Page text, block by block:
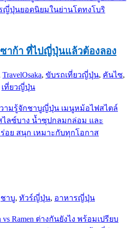
าก้า ที่ไปญี่ปุ่นแล้วต้องลอง
TravelOsaka, ขับรถเที่ยวญี่ปุ่น, คันไซ,
เที่ยวญี่ปุ่น
ชาบู, ทัวร์ญี่ปุ่น, อาหารญี่ปุ่น